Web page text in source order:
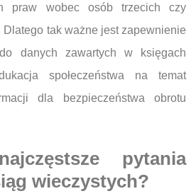
praw wobec osób trzecich czy
tak ważne jest zapewnienie
danych zawartych w księgach
społeczeństwa na temat
dla bezpieczeństwa obrotu
pytania
wieczystych?